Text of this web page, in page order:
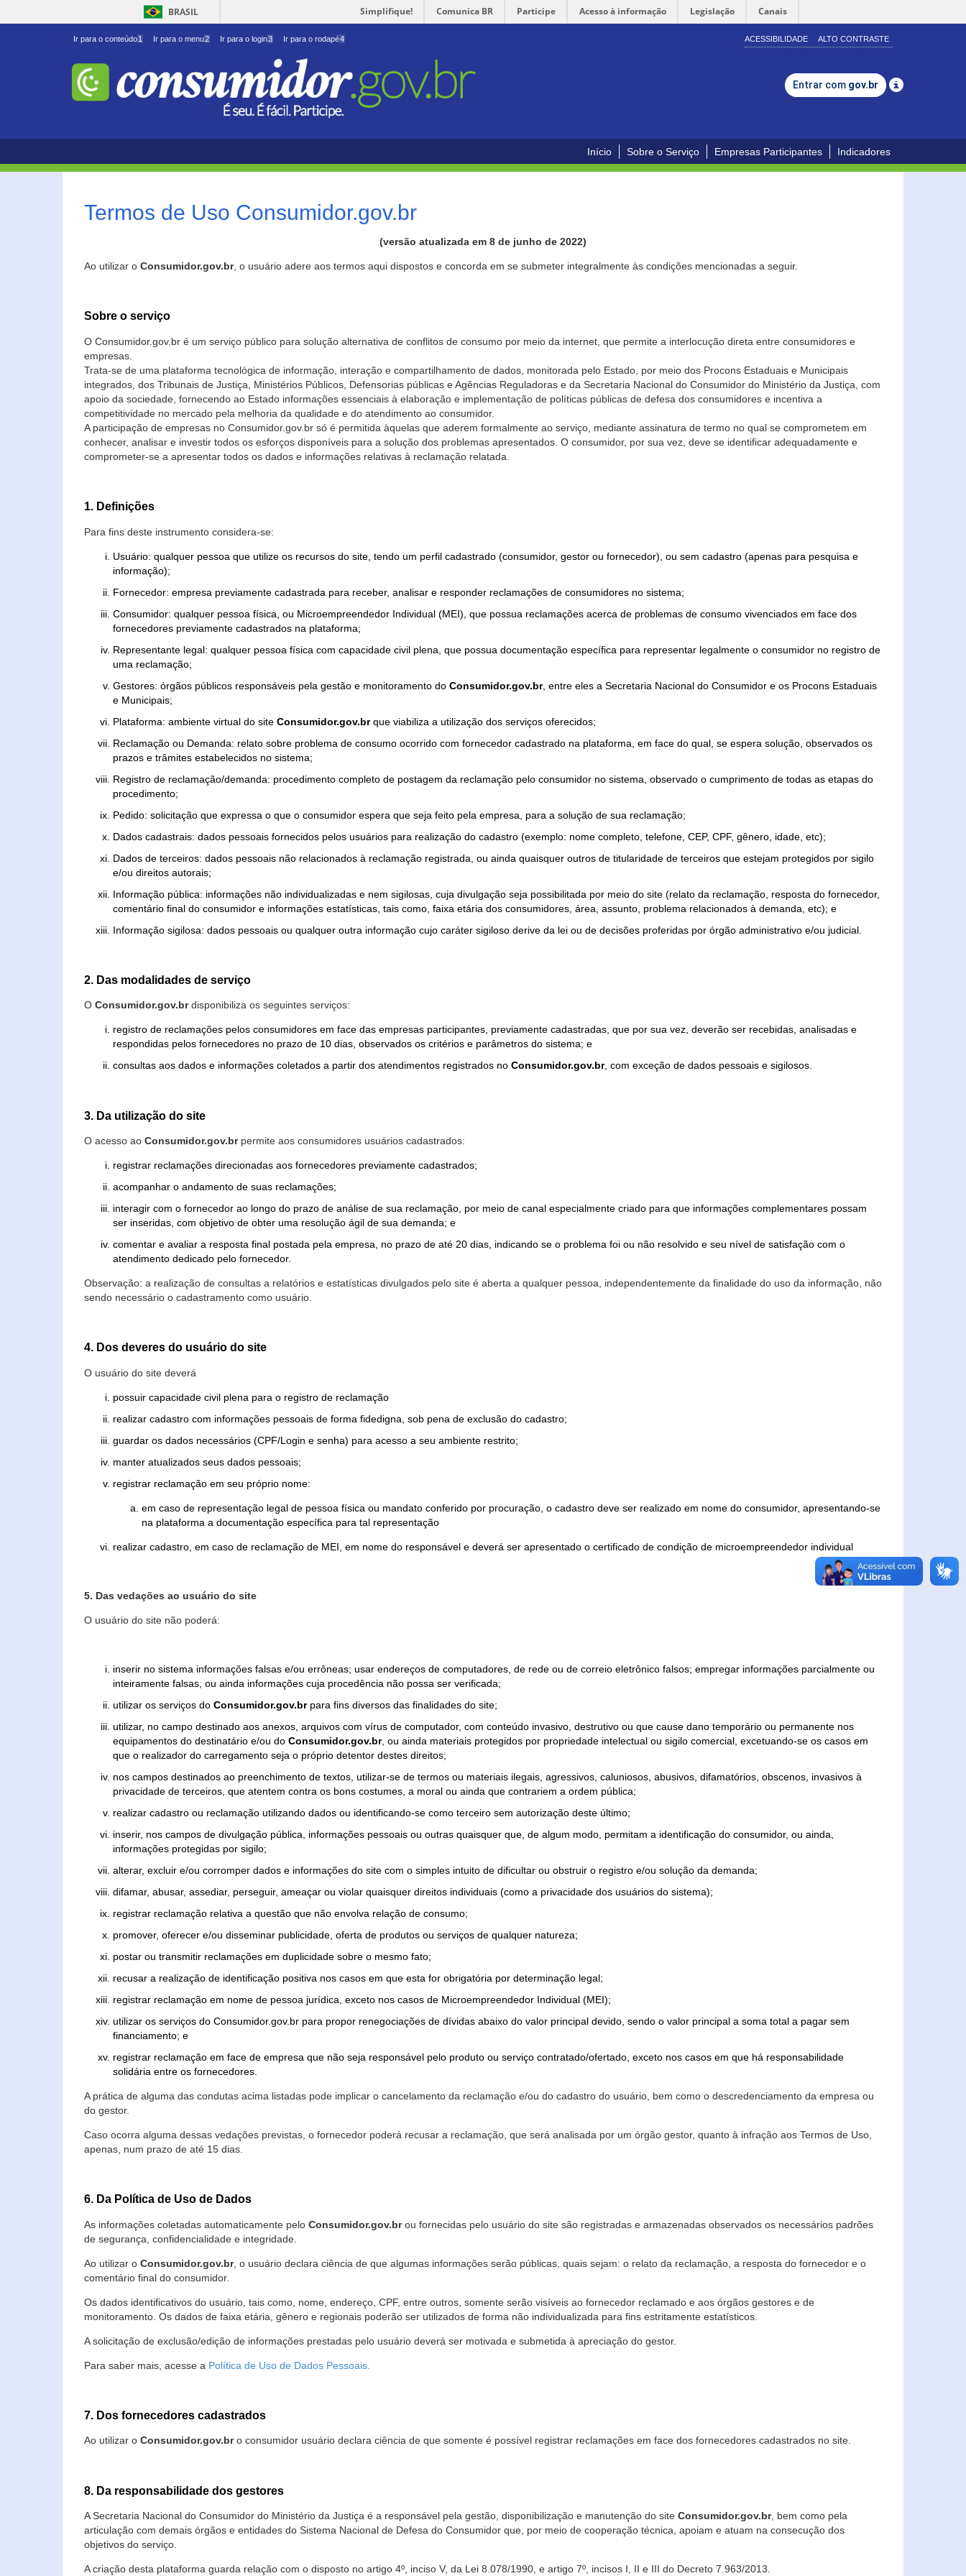
BRASIL Simplifique! Comunica BR Participe Acesso à informação Legislação Canais
Ir para o conteúdo1 Ir para o menu2 Ir para o login3 Ir para o rodapé4 ACESSIBILIDADE ALTO CONTRASTE
Entrar com gov.br
Início Sobre o Serviço Empresas Participantes Indicadores
Termos de Uso Consumidor.gov.br
(versão atualizada em 8 de junho de 2022)
Ao utilizar o Consumidor.gov.br, o usuário adere aos termos aqui dispostos e concorda em se submeter integralmente às condições mencionadas a seguir.
Sobre o serviço
O Consumidor.gov.br é um serviço público para solução alternativa de conflitos de consumo por meio da internet, que permite a interlocução direta entre consumidores e
empresas.
Trata-se de uma plataforma tecnológica de informação, interação e compartilhamento de dados, monitorada pelo Estado, por meio dos Procons Estaduais e Municipais
integrados, dos Tribunais de Justiça, Ministérios Públicos, Defensorias públicas e Agências Reguladoras e da Secretaria Nacional do Consumidor do Ministério da Justiça, com
apoio da sociedade, fornecendo ao Estado informações essenciais à elaboração e implementação de políticas públicas de defesa dos consumidores e incentiva a
competitividade no mercado pela melhoria da qualidade e do atendimento ao consumidor.
A participação de empresas no Consumidor.gov.br só é permitida àquelas que aderem formalmente ao serviço, mediante assinatura de termo no qual se comprometem em
conhecer, analisar e investir todos os esforços disponíveis para a solução dos problemas apresentados. O consumidor, por sua vez, deve se identificar adequadamente e
comprometer-se a apresentar todos os dados e informações relativas à reclamação relatada.
1. Definições
Para fins deste instrumento considera-se:
Usuário: qualquer pessoa que utilize os recursos do site, tendo um perfil cadastrado (consumidor, gestor ou fornecedor), ou sem cadastro (apenas para pesquisa e
informação);
Fornecedor: empresa previamente cadastrada para receber, analisar e responder reclamações de consumidores no sistema;
Consumidor: qualquer pessoa física, ou Microempreendedor Individual (MEI), que possua reclamações acerca de problemas de consumo vivenciados em face dos
fornecedores previamente cadastrados na plataforma;
Representante legal: qualquer pessoa física com capacidade civil plena, que possua documentação específica para representar legalmente o consumidor no registro de
uma reclamação;
Gestores: órgãos públicos responsáveis pela gestão e monitoramento do Consumidor.gov.br, entre eles a Secretaria Nacional do Consumidor e os Procons Estaduais
e Municipais;
Plataforma: ambiente virtual do site Consumidor.gov.brque viabiliza a utilização dos serviços oferecidos;
Reclamação ou Demanda: relato sobre problema de consumo ocorrido com fornecedor cadastrado na plataforma, em face do qual, se espera solução, observados os
prazos e trâmites estabelecidos no sistema;
Registro de reclamação/demanda: procedimento completo de postagem da reclamação pelo consumidor no sistema, observado o cumprimento de todas as etapas do
procedimento;
Pedido: solicitação que expressa o que o consumidor espera que seja feito pela empresa, para a solução de sua reclamação;
Dados cadastrais: dados pessoais fornecidos pelos usuários para realização do cadastro (exemplo: nome completo, telefone, CEP, CPF, gênero, idade, etc);
Dados de terceiros: dados pessoais não relacionados à reclamação registrada, ou ainda quaisquer outros de titularidade de terceiros que estejam protegidos por sigilo
e/ou direitos autorais;
Informação pública: informações não individualizadas e nem sigilosas, cuja divulgação seja possibilitada por meio do site (relato da reclamação, resposta do fornecedor,
comentário final do consumidor e informações estatísticas, tais como, faixa etária dos consumidores, área, assunto, problema relacionados à demanda, etc); e
Informação sigilosa: dados pessoais ou qualquer outra informação cujo caráter sigiloso derive da lei ou de decisões proferidas por órgão administrativo e/ou judicial.
2. Das modalidades de serviço
O Consumidor.gov.brdisponibiliza os seguintes serviços:
registro de reclamações pelos consumidores em face das empresas participantes, previamente cadastradas, que por sua vez, deverão ser recebidas, analisadas e
respondidas pelos fornecedores no prazo de 10 dias, observados os critérios e parâmetros do sistema; e
consultas aos dados e informações coletados a partir dos atendimentos registrados no Consumidor.gov.br, com exceção de dados pessoais e sigilosos.
3. Da utilização do site
O acesso ao Consumidor.gov.brpermite aos consumidores usuários cadastrados:
registrar reclamações direcionadas aos fornecedores previamente cadastrados;
acompanhar o andamento de suas reclamações;
interagir com o fornecedor ao longo do prazo de análise de sua reclamação, por meio de canal especialmente criado para que informações complementares possam
ser inseridas, com objetivo de obter uma resolução ágil de sua demanda; e
comentar e avaliar a resposta final postada pela empresa, no prazo de até 20 dias, indicando se o problema foi ou não resolvido e seu nível de satisfação com o
atendimento dedicado pelo fornecedor.
Observação: a realização de consultas a relatórios e estatísticas divulgados pelo site é aberta a qualquer pessoa, independentemente da finalidade do uso da informação, não
sendo necessário o cadastramento como usuário.
4. Dos deveres do usuário do site
O usuário do site deverá
possuir capacidade civil plena para o registro de reclamação
realizar cadastro com informações pessoais de forma fidedigna, sob pena de exclusão do cadastro;
guardar os dados necessários (CPF/Login e senha) para acesso a seu ambiente restrito;
manter atualizados seus dados pessoais;
registrar reclamação em seu próprio nome:
em caso de representação legal de pessoa física ou mandato conferido por procuração, o cadastro deve ser realizado em nome do consumidor, apresentando-se
na plataforma a documentação específica para tal representação
realizar cadastro, em caso de reclamação de MEI, em nome do responsável e deverá ser apresentado o certificado de condição de microempreendedor individual
5. Das vedações ao usuário do site
O usuário do site não poderá:
inserir no sistema informações falsas e/ou errôneas; usar endereços de computadores, de rede ou de correio eletrônico falsos; empregar informações parcialmente ou
inteiramente falsas, ou ainda informações cuja procedência não possa ser verificada;
utilizar os serviços do Consumidor.gov.brpara fins diversos das finalidades do site;
utilizar, no campo destinado aos anexos, arquivos com vírus de computador, com conteúdo invasivo, destrutivo ou que cause dano temporário ou permanente nos
equipamentos do destinatário e/ou do Consumidor.gov.br, ou ainda materiais protegidos por propriedade intelectual ou sigilo comercial, excetuando-se os casos em
que o realizador do carregamento seja o próprio detentor destes direitos;
nos campos destinados ao preenchimento de textos, utilizar-se de termos ou materiais ilegais, agressivos, caluniosos, abusivos, difamatórios, obscenos, invasivos à
privacidade de terceiros, que atentem contra os bons costumes, a moral ou ainda que contrariem a ordem pública;
realizar cadastro ou reclamação utilizando dados ou identificando-se como terceiro sem autorização deste último;
inserir, nos campos de divulgação pública, informações pessoais ou outras quaisquer que, de algum modo, permitam a identificação do consumidor, ou ainda,
informações protegidas por sigilo;
alterar, excluir e/ou corromper dados e informações do site com o simples intuito de dificultar ou obstruir o registro e/ou solução da demanda;
difamar, abusar, assediar, perseguir, ameaçar ou violar quaisquer direitos individuais (como a privacidade dos usuários do sistema);
registrar reclamação relativa a questão que não envolva relação de consumo;
promover, oferecer e/ou disseminar publicidade, oferta de produtos ou serviços de qualquer natureza;
postar ou transmitir reclamações em duplicidade sobre o mesmo fato;
recusar a realização de identificação positiva nos casos em que esta for obrigatória por determinação legal;
registrar reclamação em nome de pessoa jurídica, exceto nos casos de Microempreendedor Individual (MEI);
utilizar os serviços do Consumidor.gov.br para propor renegociações de dívidas abaixo do valor principal devido, sendo o valor principal a soma total a pagar sem
financiamento; e
registrar reclamação em face de empresa que não seja responsável pelo produto ou serviço contratado/ofertado, exceto nos casos em que há responsabilidade
solidária entre os fornecedores.
A prática de alguma das condutas acima listadas pode implicar o cancelamento da reclamação e/ou do cadastro do usuário, bem como o descredenciamento da empresa ou
do gestor.
Caso ocorra alguma dessas vedações previstas, o fornecedor poderá recusar a reclamação, que será analisada por um órgão gestor, quanto à infração aos Termos de Uso,
apenas, num prazo de até 15 dias.
6. Da Política de Uso de Dados
As informações coletadas automaticamente pelo Consumidor.gov.brou fornecidas pelo usuário do site são registradas e armazenadas observados os necessários padrões
de segurança, confidencialidade e integridade.
Ao utilizar o Consumidor.gov.br, o usuário declara ciência de que algumas informações serão públicas, quais sejam: o relato da reclamação, a resposta do fornecedor e o
comentário final do consumidor.
Os dados identificativos do usuário, tais como, nome, endereço, CPF, entre outros, somente serão visíveis ao fornecedor reclamado e aos órgãos gestores e de
monitoramento. Os dados de faixa etária, gênero e regionais poderão ser utilizados de forma não individualizada para fins estritamente estatísticos.
A solicitação de exclusão/edição de informações prestadas pelo usuário deverá ser motivada e submetida à apreciação do gestor.
Para saber mais, acesse a Política de Uso de Dados Pessoais.
7. Dos fornecedores cadastrados
Ao utilizar o Consumidor.gov.bro consumidor usuário declara ciência de que somente é possível registrar reclamações em face dos fornecedores cadastrados no site.
8. Da responsabilidade dos gestores
A Secretaria Nacional do Consumidor do Ministério da Justiça é a responsável pela gestão, disponibilização e manutenção do site Consumidor.gov.br, bem como pela
articulação com demais órgãos e entidades do Sistema Nacional de Defesa do Consumidor que, por meio de cooperação técnica, apoiam e atuam na consecução dos
objetivos do serviço.
A criação desta plataforma guarda relação com o disposto no artigo 4º, inciso V, da Lei 8.078/1990, e artigo 7º, incisos I, II e III do Decreto 7.963/2013.